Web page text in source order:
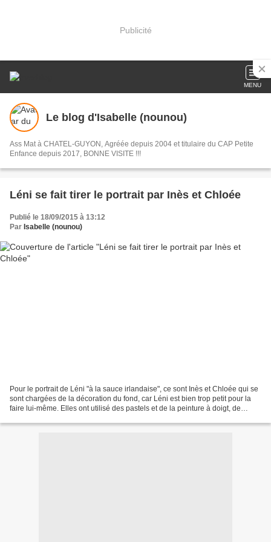
Publicité
MENU
Le blog d'Isabelle (nounou)
Ass Mat à CHATEL-GUYON, Agréée depuis 2004 et titulaire du CAP Petite
Enfance depuis 2017, BONNE VISITE !!!
Léni se fait tirer le portrait par Inès et Chloée
Publié le 18/09/2015 à 13:12
Par Isabelle (nounou)
Pour le portrait de Léni "à la sauce irlandaise", ce sont Inès et Chloée qui se
sont chargées de la décoration du fond, car Léni est bien trop petit pour la
faire lui-même. Elles ont utilisé des pastels et de la peinture à doigt, de